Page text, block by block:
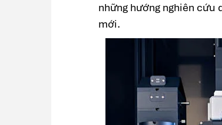
những hướng nghiên cứu
mới.